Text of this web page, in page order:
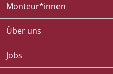
Monteur*innen
Über uns
Jobs